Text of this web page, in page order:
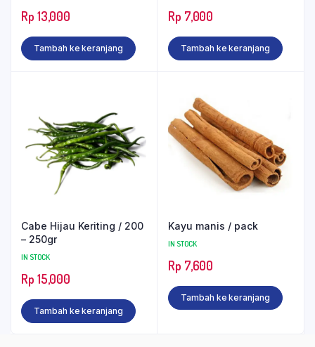
Rp 13,000
Tambah ke keranjang
Rp 7,000
Tambah ke keranjang
Cabe Hijau Keriting / 200
– 250gr
IN STOCK
Rp 15,000
Tambah ke keranjang
Kayu manis / pack
IN STOCK
Rp 7,600
Tambah ke keranjang